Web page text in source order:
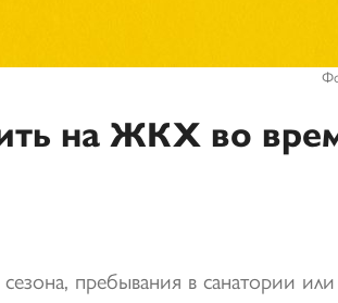
на ЖКХ во
пребывания в санатории